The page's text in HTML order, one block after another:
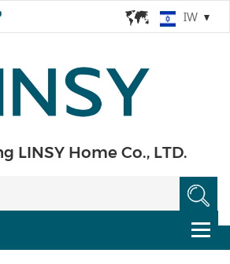
IW
LINSY Home Co., LTD.